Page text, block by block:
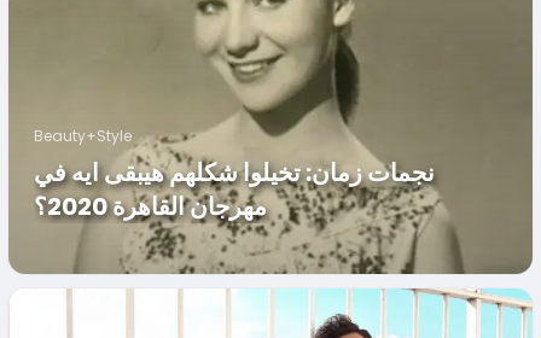
Beauty+Style
نجمات زمان: تخيلوا شكلهم هيبقى ايه في
مهرجان القاهرة 2020؟